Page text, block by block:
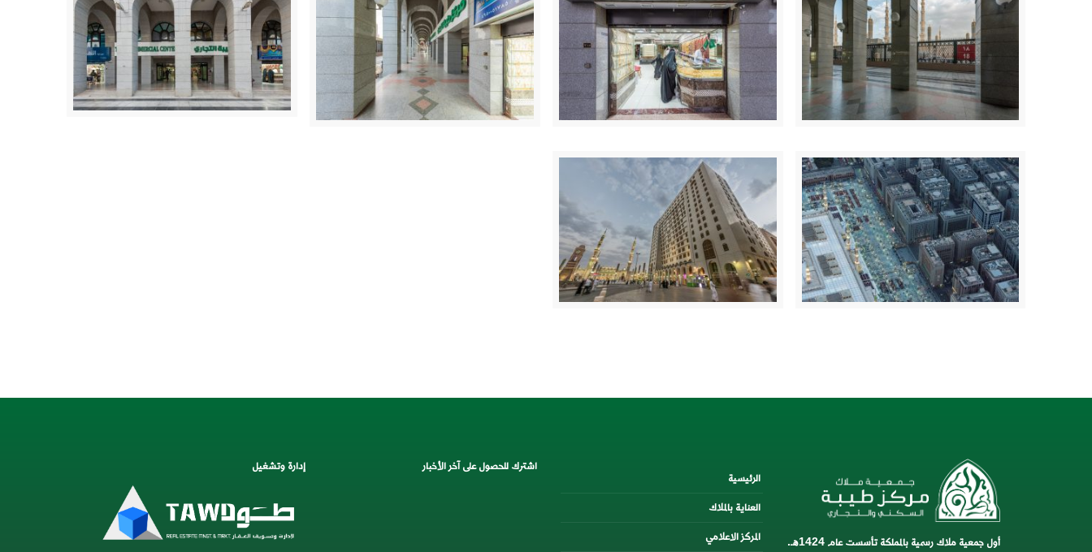
أول جمعية ملاك رسمية بالمملكة تأسست عام 1424هـ.
الرئيسية
العناية بالملاك
المركز الاعلامي
اشترك للحصول على آخر الأخبار إدارة وتشغيل